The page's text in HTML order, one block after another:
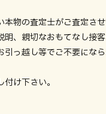
物の査定士がご査定さ
、親切なおもてなし接客
っ越し等でご不要にな
け下さい。